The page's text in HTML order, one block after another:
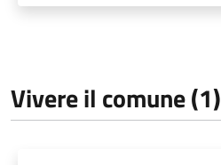
Vivere il comune (1)